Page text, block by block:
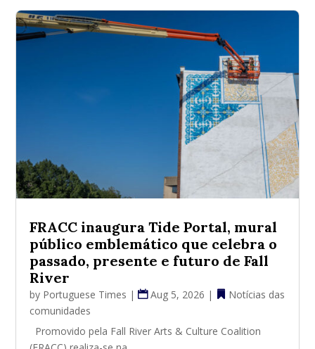
FRACC inaugura Tide Portal, mural
público emblemático que celebra o
passado, presente e futuro de Fall
River
by Portuguese Times | Aug 5, 2026 |
Notícias das
comunidades
Promovido pela Fall River Arts & Culture Coalition